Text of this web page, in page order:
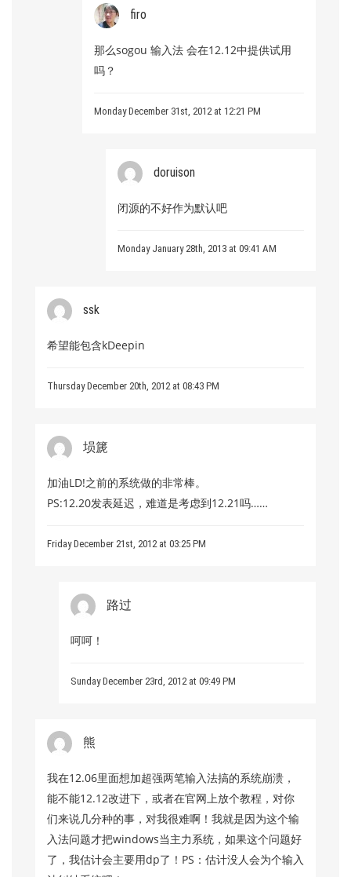
firo
那么sogou 输入法 会在12.12中提供试用
吗？
Monday December 31st, 2012 at 12:21 PM
doruison
闭源的不好作为默认吧
Monday January 28th, 2013 at 09:41 AM
ssk
希望能包含kDeepin
Thursday December 20th, 2012 at 08:43 PM
埙篪
加油LD!之前的系统做的非常棒。
PS:12.20发表延迟，难道是考虑到12.21吗……
Friday December 21st, 2012 at 03:25 PM
路过
呵呵！
Sunday December 23rd, 2012 at 09:49 PM
熊
我在12.06里面想加超强两笔输入法搞的系统崩溃，
能不能12.12改进下，或者在官网上放个教程，对你
们来说几分种的事，对我很难啊！我就是因为这个输
入法问题才把windows当主力系统，如果这个问题好
了，我估计会主要用dp了！PS：估计没人会为个输入